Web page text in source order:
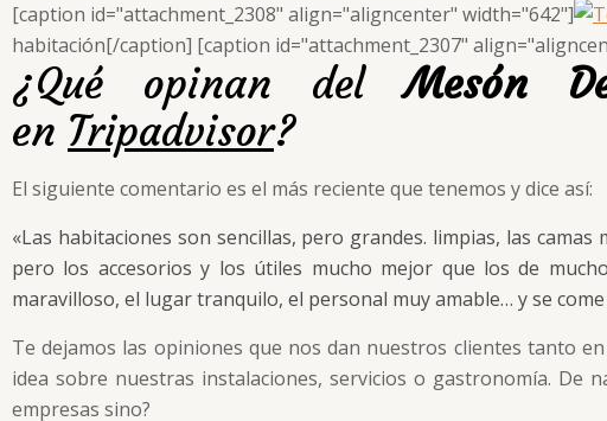
[caption id="attachment_2308" align="aligncenter" width="642"]
habitación[/caption] [caption id="attachment_2307"
¿Qué opinan delMesón
en Tripadvisor?
El siguiente comentario es el más reciente que tenemos y dice así:
«Las habitaciones son sencillas, pero grandes. limpias, las
pero los accesorios y los útiles mucho mejor que los de
maravilloso, el lugar tranquilo, el personal muy amable… y se come
Te dejamos las opiniones que nos dan nuestros clientes tanto en
idea sobre nuestras instalaciones, servicios o gastronomía. De
empresas sino?